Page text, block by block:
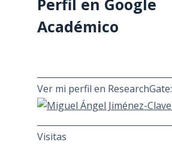
Perfil en Google
Académico
Ver mi perfil en ResearchGate:
Visitas